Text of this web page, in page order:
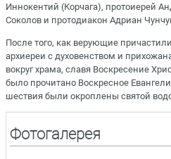
Иннокентий (Корчага), протоиерей
Соколов и протодиакон Адриан
После того, как верующие
архиереи с духовенством и
вокруг храма, славя Воскресение
было прочитано Воскресное
шествия были окроплены святой
Фотогалерея